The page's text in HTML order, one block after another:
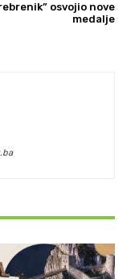
osvojio nove
medalje